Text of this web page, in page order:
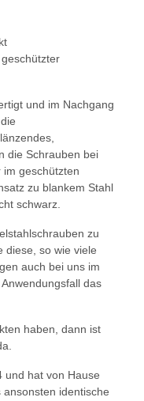
und im Nachgang
die Schrauben bei
geschützten
zu blankem Stahl
schwarz.
zu
diese, so wie viele
auch bei uns im
das
haben, dann ist
und hat von Hause
identische